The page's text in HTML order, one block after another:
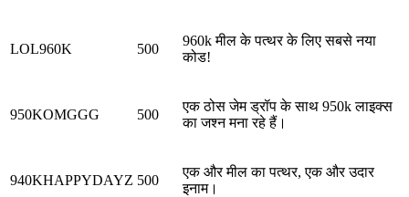
LOL960K 500
960k मील के पत्थर के लिए सबसे नया
कोड!
950KOMGGG 500
एक ठोस जेम ड्रॉप के साथ 950k लाइक्स
का जश्न मना रहे हैं।
940KHAPPYDAYZ 500
एक और मील का पत्थर, एक और उदार
इनाम।